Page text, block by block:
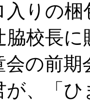
入りの
脇校長に
会の前
が、「